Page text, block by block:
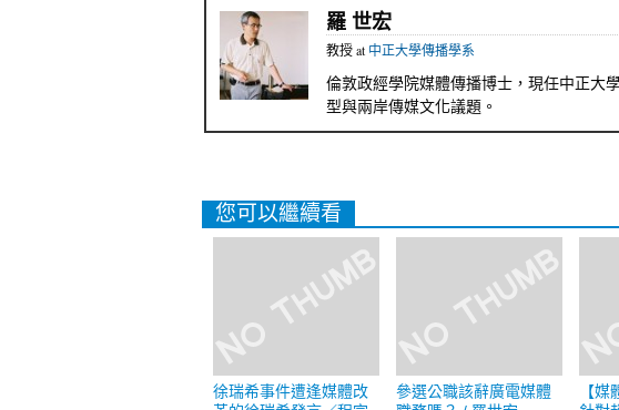
羅 世宏
教授at 中正大學傳播學系
倫敦政經學院媒體傳播博士，現任中正大
型與兩岸傳媒文化議題。
您可以繼續看
徐瑞希事件遭逢媒體改
參選公職該辭廣電媒體
【媒